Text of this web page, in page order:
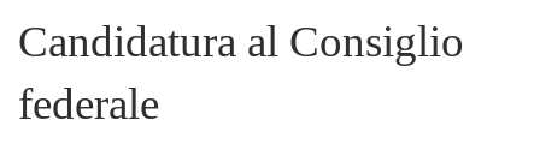
Candidatura al Consiglio
federale